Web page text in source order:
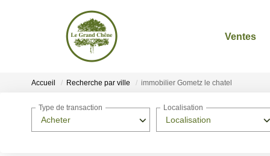
Ventes
Accueil Recherche par ville immobilier Gometz le chatel
Acheter
Type de transaction
Localisation
Localisation